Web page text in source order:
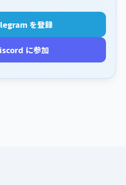
を登録
に参加